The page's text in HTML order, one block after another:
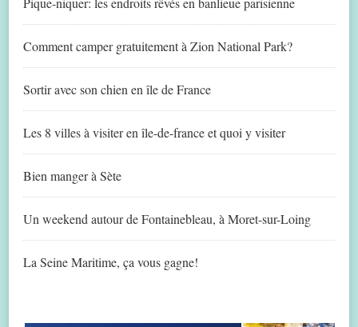
Comment camper gratuitement à Zion National Park?
Sortir avec son chien en île de France
Les 8 villes à visiter en île-de-france et quoi y visiter
Bien manger à Sète
Un weekend autour de Fontainebleau, à Moret-sur-Loing
La Seine Maritime, ça vous gagne!